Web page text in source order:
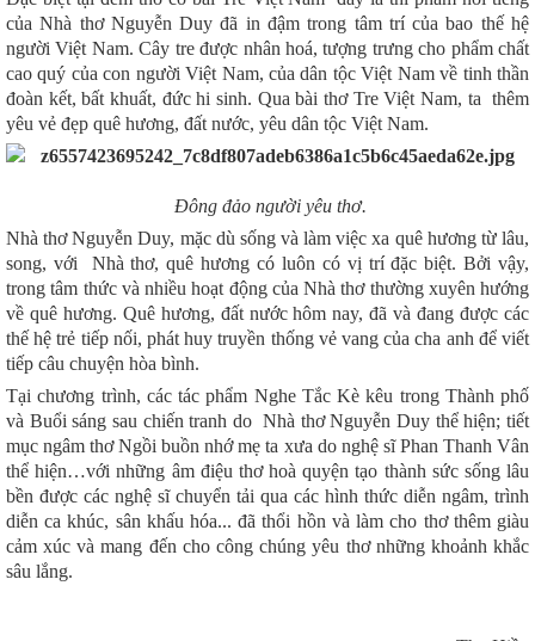
của Nhà thơ Nguyễn Duy đã in đậm trong tâm trí của bao thế hệ
người Việt Nam. Cây tre được nhân hoá, tượng trưng cho phẩm chất
cao quý của con người Việt Nam, của dân tộc Việt Nam về tinh thần
đoàn kết, bất khuất, đức hi sinh. Qua bài thơ Tre Việt Nam, ta thêm
yêu vẻ đẹp quê hương, đất nước, yêu dân tộc Việt Nam.
Đông đảo người yêu thơ.
Nhà thơ Nguyễn Duy, mặc dù sống và làm việc xa quê hương từ lâu,
song, với Nhà thơ, quê hương có luôn có vị trí đặc biệt. Bởi vậy,
trong tâm thức và nhiều hoạt động của Nhà thơ thường xuyên hướng
về quê hương. Quê hương, đất nước hôm nay, đã và đang được các
thế hệ trẻ tiếp nối, phát huy truyền thống vẻ vang của cha anh để viết
tiếp câu chuyện hòa bình.
Tại chương trình, các tác phẩm Nghe Tắc Kè kêu trong Thành phố
và Buổi sáng sau chiến tranh do Nhà thơ Nguyễn Duy thể hiện; tiết
mục ngâm thơ Ngồi buồn nhớ mẹ ta xưa do nghệ sĩ Phan Thanh Vân
thể hiện…với những âm điệu thơ hoà quyện tạo thành sức sống lâu
bền được các nghệ sĩ chuyển tải qua các hình thức diễn ngâm, trình
diễn ca khúc, sân khấu hóa... đã thổi hồn và làm cho thơ thêm giàu
cảm xúc và mang đến cho công chúng yêu thơ những khoảnh khắc
sâu lắng.